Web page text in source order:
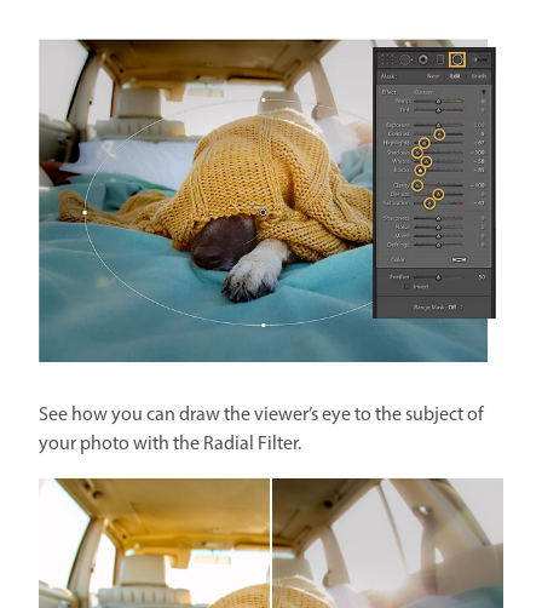
See how you can draw the viewer’s eye to the subject of
your photo with the Radial Filter.